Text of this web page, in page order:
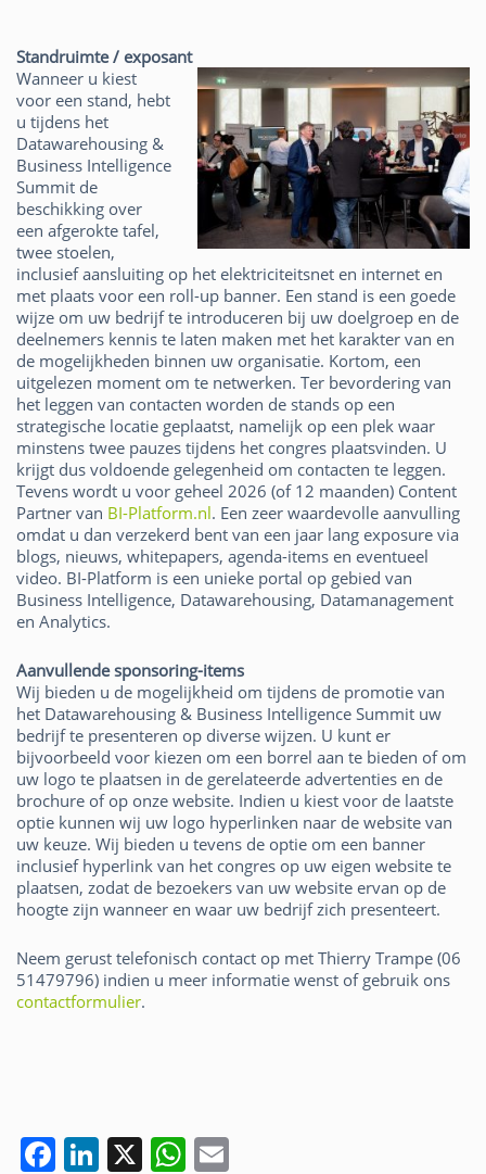
Standruimte / exposant
Wanneer u kiest
voor een stand, hebt
u tijdens het
Datawarehousing &
Business Intelligence
Summit de
beschikking over
een afgerokte tafel,
twee stoelen,
inclusief aansluiting op het elektriciteitsnet en internet en
met plaats voor een roll-up banner. Een stand is een goede
wijze om uw bedrijf te introduceren bij uw doelgroep en de
deelnemers kennis te laten maken met het karakter van en
de mogelijkheden binnen uw organisatie. Kortom, een
uitgelezen moment om te netwerken. Ter bevordering van
het leggen van contacten worden de stands op een
strategische locatie geplaatst, namelijk op een plek waar
minstens twee pauzes tijdens het congres plaatsvinden. U
krijgt dus voldoende gelegenheid om contacten te leggen.
Tevens wordt u voor geheel 2026 (of 12 maanden) Content
Partner van BI-Platform.nl. Een zeer waardevolle aanvulling
omdat u dan verzekerd bent van een jaar lang exposure via
blogs, nieuws, whitepapers, agenda-items en eventueel
video. BI-Platform is een unieke portal op gebied van
Business Intelligence, Datawarehousing, Datamanagement
en Analytics.
Aanvullende sponsoring-items
Wij bieden u de mogelijkheid om tijdens de promotie van
het Datawarehousing & Business Intelligence Summit uw
bedrijf te presenteren op diverse wijzen. U kunt er
bijvoorbeeld voor kiezen om een borrel aan te bieden of om
uw logo te plaatsen in de gerelateerde advertenties en de
brochure of op onze website. Indien u kiest voor de laatste
optie kunnen wij uw logo hyperlinken naar de website van
uw keuze. Wij bieden u tevens de optie om een banner
inclusief hyperlink van het congres op uw eigen website te
plaatsen, zodat de bezoekers van uw website ervan op de
hoogte zijn wanneer en waar uw bedrijf zich presenteert.
Neem gerust telefonisch contact op met Thierry Trampe (06
51479796) indien u meer informatie wenst of gebruik ons
contactformulier.
F Li X W